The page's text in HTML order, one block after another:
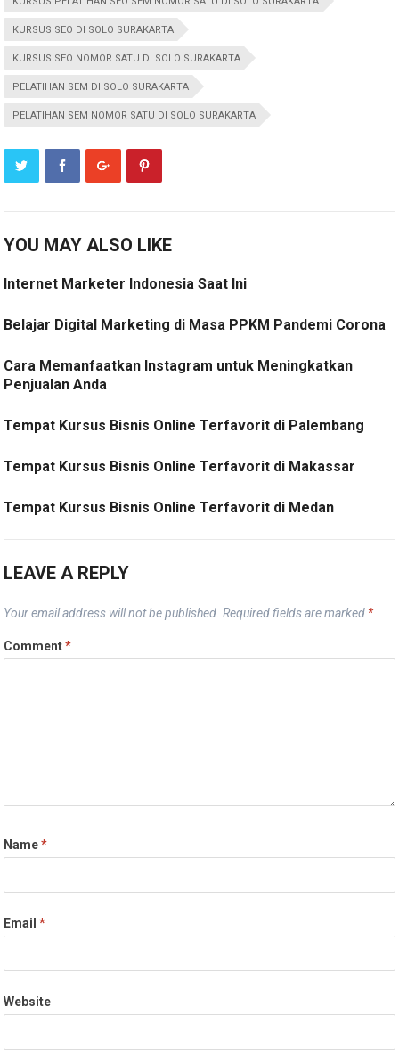
KURSUS SEO DI SOLO SURAKARTA
KURSUS SEO NOMOR SATU DI SOLO SURAKARTA
PELATIHAN SEM DI SOLO SURAKARTA
PELATIHAN SEM NOMOR SATU DI SOLO SURAKARTA
YOU MAY ALSO LIKE
Internet Marketer Indonesia Saat Ini
Belajar Digital Marketing di Masa PPKM Pandemi Corona
Cara Memanfaatkan Instagram untuk Meningkatkan
Penjualan Anda
Tempat Kursus Bisnis Online Terfavorit di Palembang
Tempat Kursus Bisnis Online Terfavorit di Makassar
Tempat Kursus Bisnis Online Terfavorit di Medan
LEAVE A REPLY
Your email address will not be published. Required fields are marked *
Comment*
Name*
Email*
Website